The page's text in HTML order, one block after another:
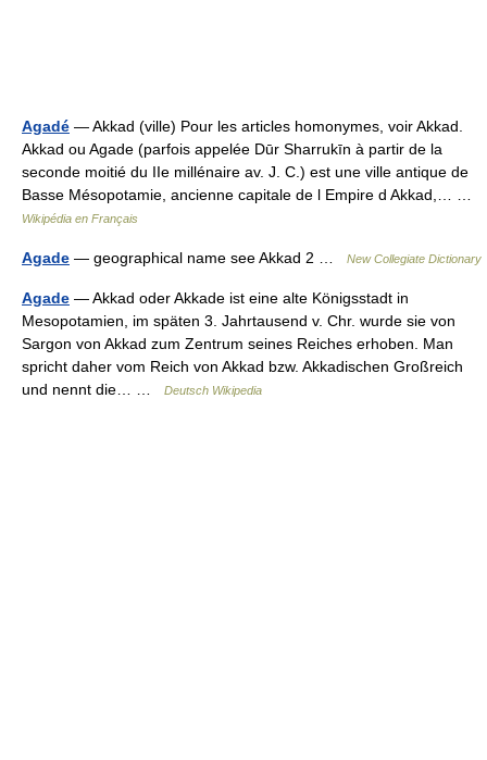
Agadé — Akkad (ville) Pour les articles homonymes, voir Akkad.
Akkad ou Agade (parfois appelée Dūr Sharrukīn à partir de la
seconde moitié du IIe millénaire av. J. C.) est une ville antique de
Basse Mésopotamie, ancienne capitale de l Empire d Akkad,… …
Wikipédia en Français
Agade — geographical name see Akkad 2 … New Collegiate Dictionary
Agade — Akkad oder Akkade ist eine alte Königsstadt in
Mesopotamien, im späten 3. Jahrtausend v. Chr. wurde sie von
Sargon von Akkad zum Zentrum seines Reiches erhoben. Man
spricht daher vom Reich von Akkad bzw. Akkadischen Großreich
und nennt die… …
Deutsch Wikipedia